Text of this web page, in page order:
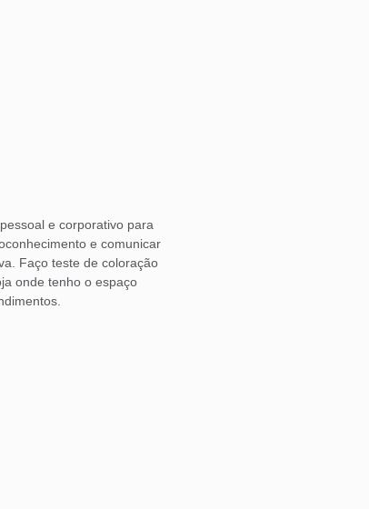
e corporativo para
e comunicar
Faço teste de coloração
onde tenho o espaço